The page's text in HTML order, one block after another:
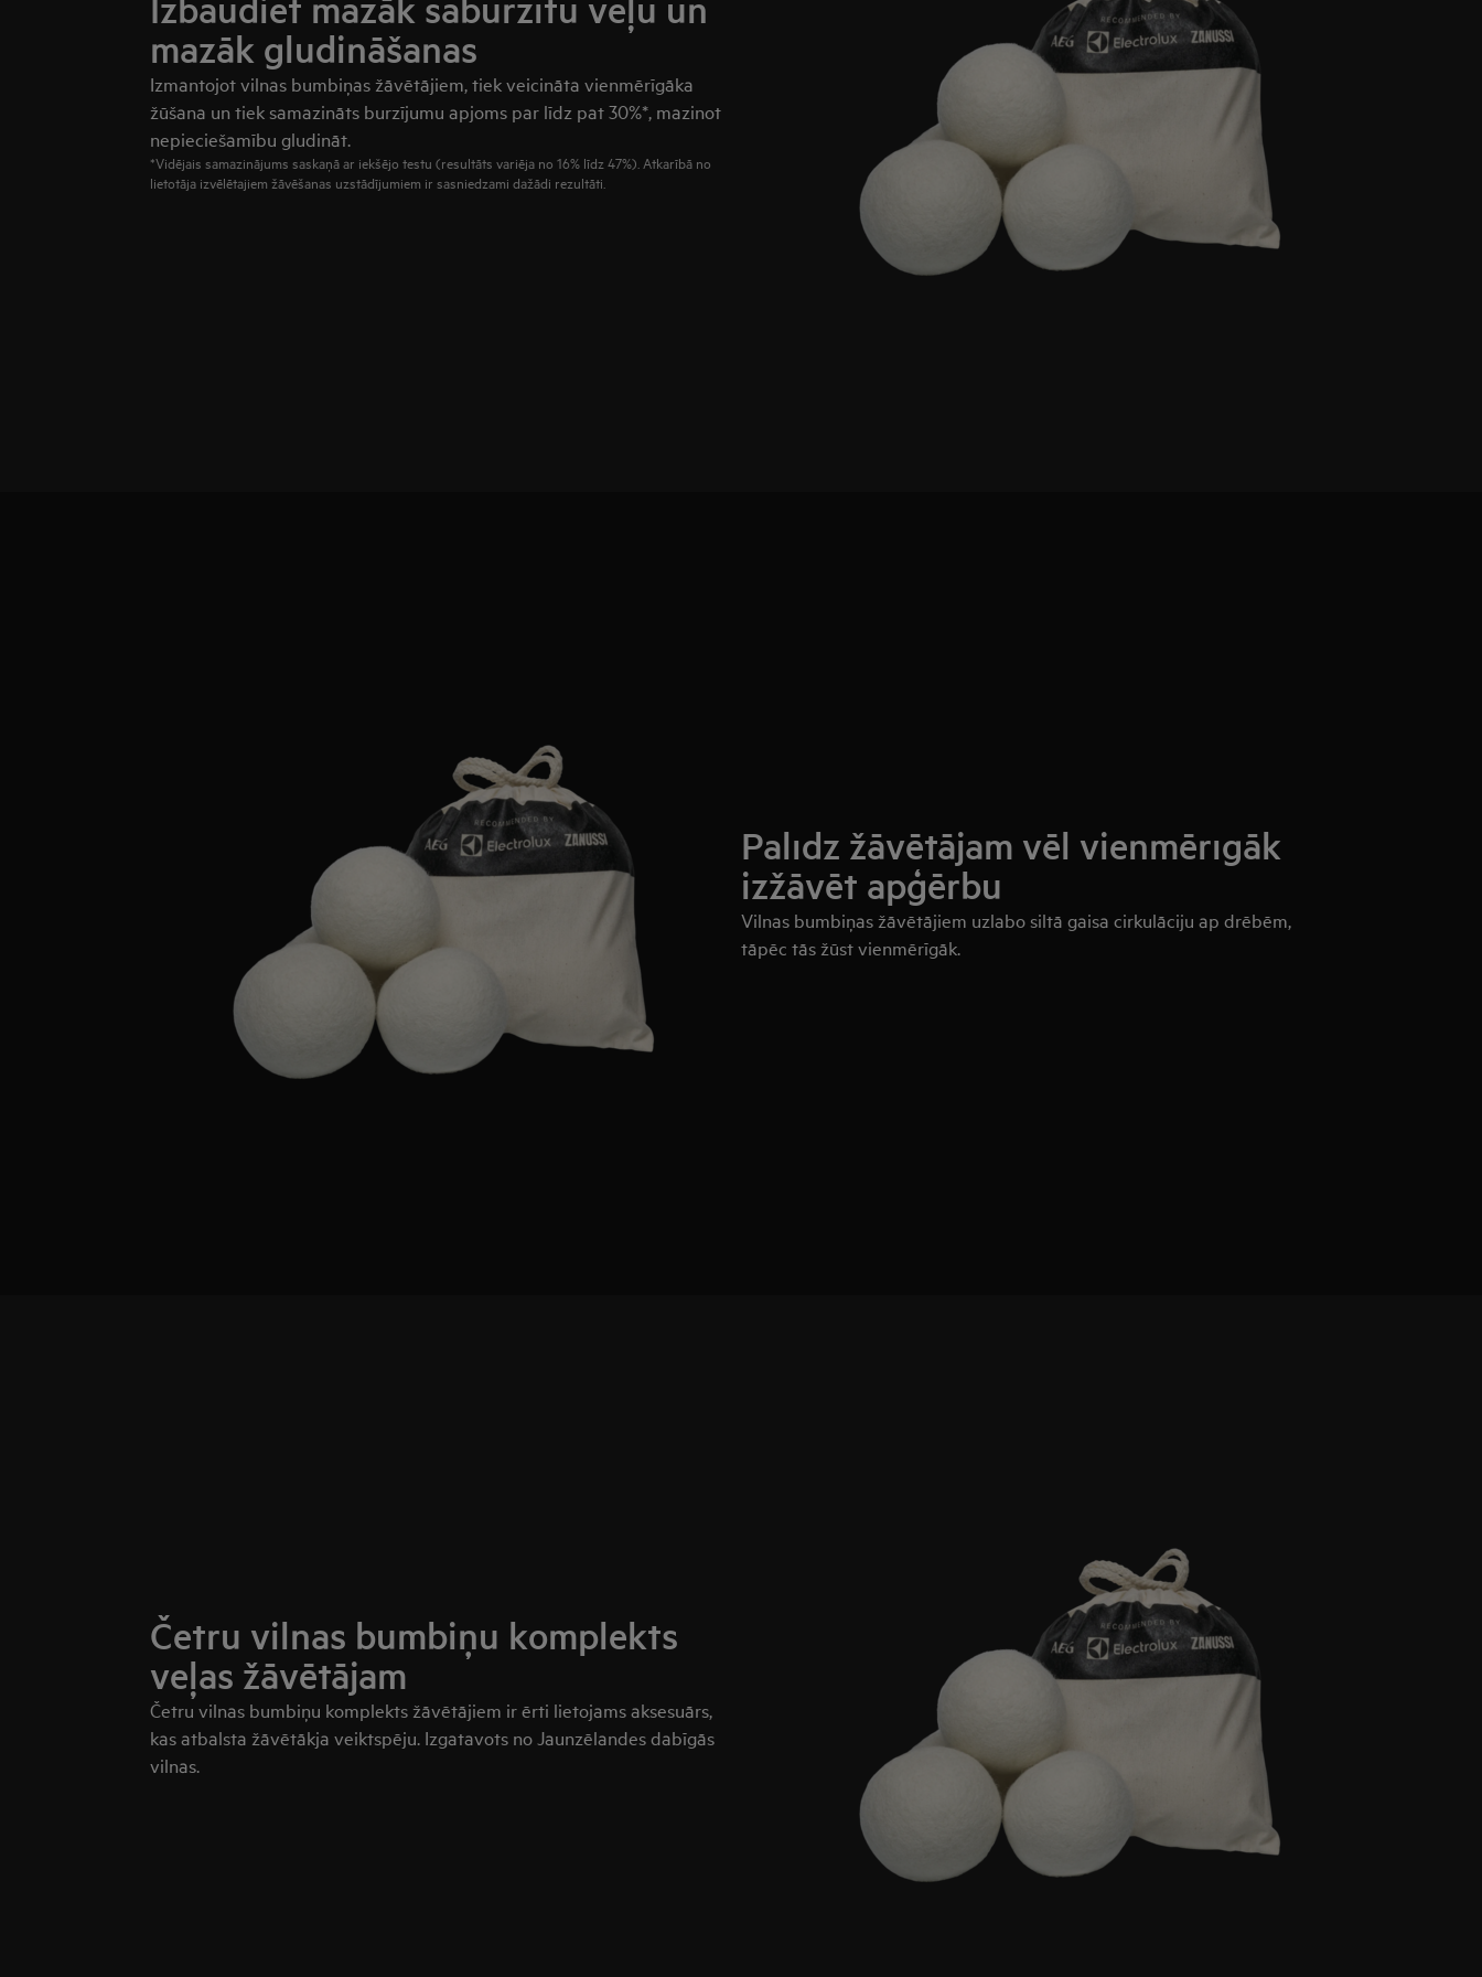
mazāk gludināšanas
Izmantojot vilnas bumbiņas žāvētājiem, tiek veicināta vienmērīgāka
žūšana un tiek samazināts burzījumu apjoms par līdz pat 30%*, mazinot
nepieciešamību gludināt.
*Vidējais samazinājums saskaņā ar iekšējo testu (resultāts variēja no 16% līdz 47%). Atkarībā no
lietotāja izvēlētajiem žāvēšanas uzstādījumiem ir sasniedzami dažādi rezultāti.
Palīdz žāvētājam vēl vienmērīgāk
izžāvēt apģērbu
Vilnas bumbiņas žāvētājiem uzlabo siltā gaisa cirkulāciju ap drēbēm,
tāpēc tās žūst vienmērīgāk.
Četru vilnas bumbiņu komplekts
veļas žāvētājam
Četru vilnas bumbiņu komplekts žāvētājiem ir ērti lietojams aksesuārs,
kas atbalsta žāvētākja veiktspēju. Izgatavots no Jaunzēlandes dabīgās
vilnas.